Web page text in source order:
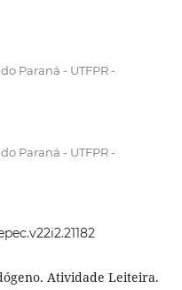
Paraná - UTFPR -
Paraná - UTFPR -
Atividade Leiteira.